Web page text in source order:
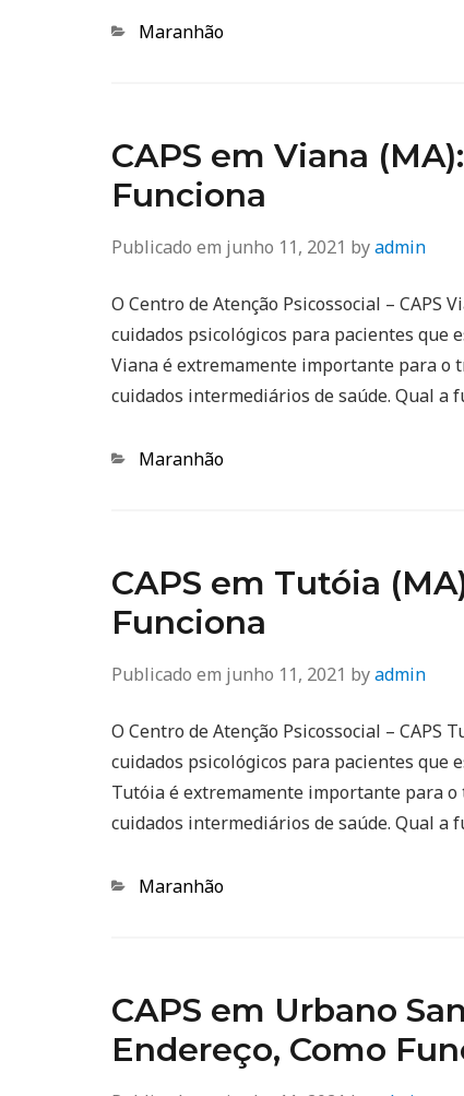
Categorias
Maranhão
CAPS em Viana
Funciona
Publicado em junho 11, 2021 byadmin
O Centro de Atenção Psicossocial –
cuidados psicológicos para pacientes que
Viana é extremamente importante para o
cuidados intermediários de saúde. Qual a
Categorias
Maranhão
CAPS em Tutóia
Funciona
Publicado em junho 11, 2021 byadmin
O Centro de Atenção Psicossocial –
cuidados psicológicos para pacientes que
Tutóia é extremamente importante para
cuidados intermediários de saúde. Qual a
Categorias
Maranhão
CAPS em Urbano
Endereço, Como